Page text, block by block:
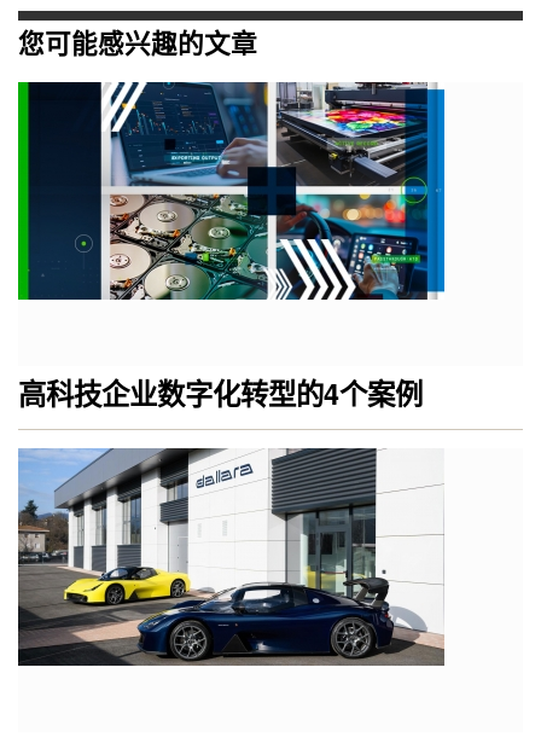
您可能感兴趣的文章
高科技企业数字化转型的4个案例